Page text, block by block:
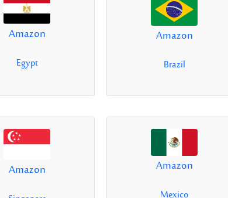
Amazon
Brazil
Amazon
Egypt
Amazon
Mexico
Amazon